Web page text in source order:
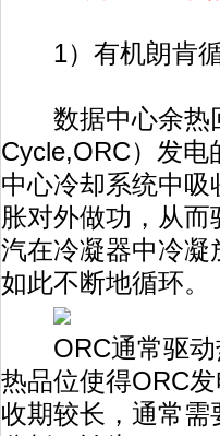
1）有机朗肯循
数据中心余热回
Cycle,ORC）发
中心冷却系统中
胀对外做功，从
汽在冷凝器中冷
如此不断地循环。
ORC通常驱动
热品位使得ORC
收期较长，通常